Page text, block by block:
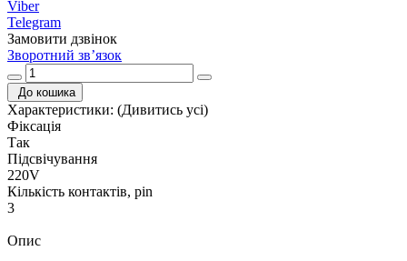
Viber
Telegram
Замовити дзвінок
Зворотний зв’язок
До кошика
Характеристики: (Дивитись усі)
Фіксація
Так
Підсвічування
220V
Кількість контактів, pin
3
Опис